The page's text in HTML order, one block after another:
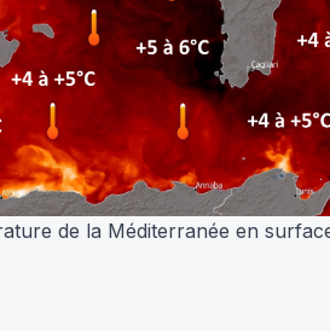
de la Méditerranée en